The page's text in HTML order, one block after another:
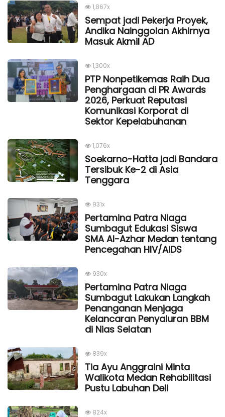
1,867x
Sempat jadi Pekerja Proyek,
Andika Nainggolan Akhirnya
Masuk Akmil AD
1,300x
PTP Nonpetikemas Raih Dua
Penghargaan di PR Awards
2026, Perkuat Reputasi
Komunikasi Korporat di
Sektor Kepelabuhanan
1,076x
Soekarno-Hatta jadi Bandara
Tersibuk Ke-2 di Asia
Tenggara
931x
Pertamina Patra Niaga
Sumbagut Edukasi Siswa
SMA Al-Azhar Medan tentang
Pencegahan HIV/AIDS
930x
Pertamina Patra Niaga
Sumbagut Lakukan Langkah
Penanganan Menjaga
Kelancaran Penyaluran BBM
di Nias Selatan
839x
Tia Ayu Anggraini Minta
Walikota Medan Rehabilitasi
Pustu Labuhan Deli
824x